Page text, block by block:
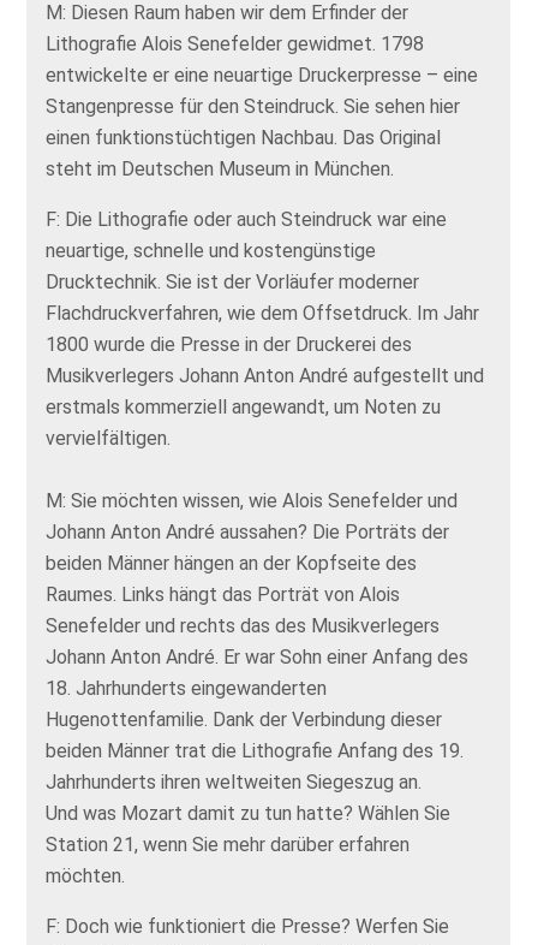
M: Diesen Raum haben wir dem Erfinder der
Lithografie Alois Senefelder gewidmet. 1798
entwickelte er eine neuartige Druckerpresse – eine
Stangenpresse für den Steindruck. Sie sehen hier
einen funktionstüchtigen Nachbau. Das Original
steht im Deutschen Museum in München.
F: Die Lithografie oder auch Steindruck war eine
neuartige, schnelle und kostengünstige
Drucktechnik. Sie ist der Vorläufer moderner
Flachdruckverfahren, wie dem Offsetdruck. Im Jahr
1800 wurde die Presse in der Druckerei des
Musikverlegers Johann Anton André aufgestellt und
erstmals kommerziell angewandt, um Noten zu
vervielfältigen.
M: Sie möchten wissen, wie Alois Senefelder und
Johann Anton André aussahen? Die Porträts der
beiden Männer hängen an der Kopfseite des
Raumes. Links hängt das Porträt von Alois
Senefelder und rechts das des Musikverlegers
Johann Anton André. Er war Sohn einer Anfang des
18. Jahrhunderts eingewanderten
Hugenottenfamilie. Dank der Verbindung dieser
beiden Männer trat die Lithografie Anfang des 19.
Jahrhunderts ihren weltweiten Siegeszug an.
Und was Mozart damit zu tun hatte? Wählen Sie
Station 21, wenn Sie mehr darüber erfahren
möchten.
F: Doch wie funktioniert die Presse? Werfen Sie